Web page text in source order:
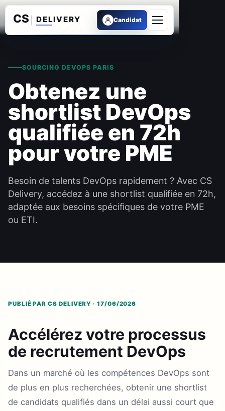
Candidat
Ouvrir le menu
SOURCING DEVOPS PARIS
Obtenez une
shortlist DevOps
qualifiée en 72h
pour votre PME
Besoin de talents DevOps rapidement ? Avec CS
Delivery, accédez à une shortlist qualifiée en 72h,
adaptée aux besoins spécifiques de votre PME
ou ETI.
PUBLIÉ PAR CS DELIVERY · 17/06/2026
Accélérez votre processus
de recrutement DevOps
Dans un marché où les compétences DevOps sont
de plus en plus recherchées, obtenir une shortlist
de candidats qualifiés dans un délai aussi court que